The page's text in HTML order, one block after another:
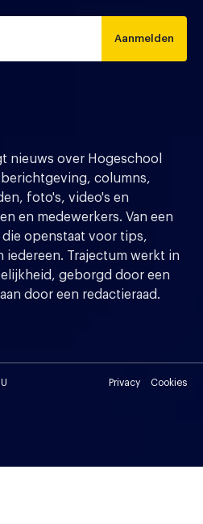
Aanmelden
nieuws over Hogeschool
columns,
foto's, video's en
en medewerkers. Van een
openstaat voor tips,
iedereen. Trajectum werkt in
geborgd door een
door een redactieraad.
Privacy Cookies